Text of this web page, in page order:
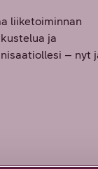
liiketoiminnan
ja
– nyt